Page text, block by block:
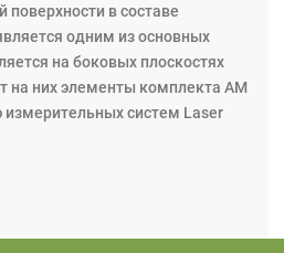
поверхности в составе
одним из основных
на боковых плоскостях
на них элементы комплекта АМ
измерительных систем Laser